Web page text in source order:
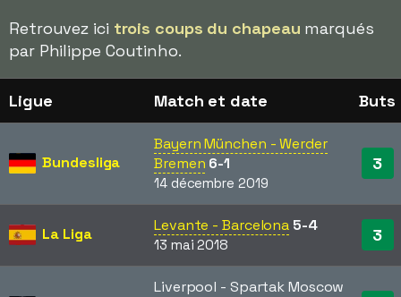
Retrouvez ici trois coups du chapeau marqués
par Philippe Coutinho.
Ligue Match et date Buts
Bundesliga
Bayern München - Werder
Bremen 6-1
14 décembre 2019
3
La Liga Levante - Barcelona 5-4
13 mai 2018 3
Liverpool - Spartak Moscow